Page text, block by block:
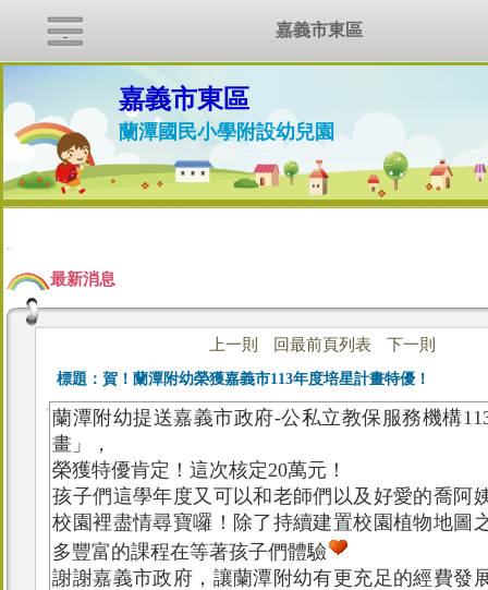
嘉義市東區
蘭潭國民小學附設幼兒園
:::
最新消息
上一則 回最前頁列表 下一則
標題：賀！蘭潭附幼榮獲嘉義市113年度培星計畫特優！
蘭潭附幼提送嘉義市政府-公私立教保服務機構
畫」，
榮獲特優肯定！這次核定20萬元！
孩子們這學年度又可以和老師們以及好愛的喬阿
校園裡盡情尋寶囉！除了持續建置校園植物地圖
多豐富的課程在等著孩子們體驗
謝謝嘉義市政府，讓蘭潭附幼有更充足的經費發
嘉義市東區